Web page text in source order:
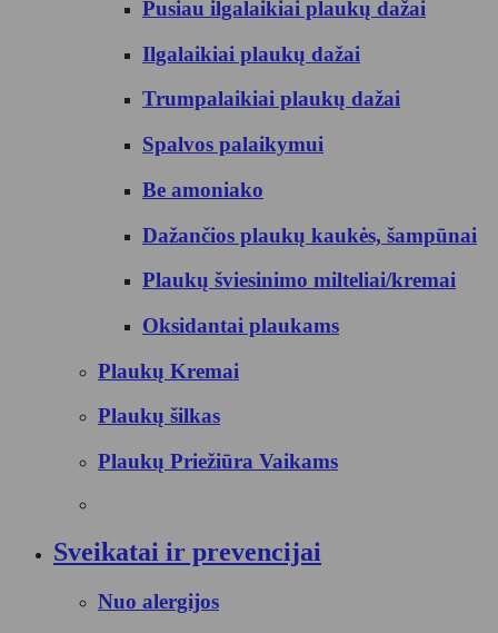
Pusiau ilgalaikiai plaukų dažai
Ilgalaikiai plaukų dažai
Trumpalaikiai plaukų dažai
Spalvos palaikymui
Be amoniako
Dažančios plaukų kaukės, šampūnai
Plaukų šviesinimo milteliai/kremai
Oksidantai plaukams
Plaukų Kremai
Plaukų šilkas
Plaukų Priežiūra Vaikams
Sveikatai ir prevencijai
Nuo alergijos